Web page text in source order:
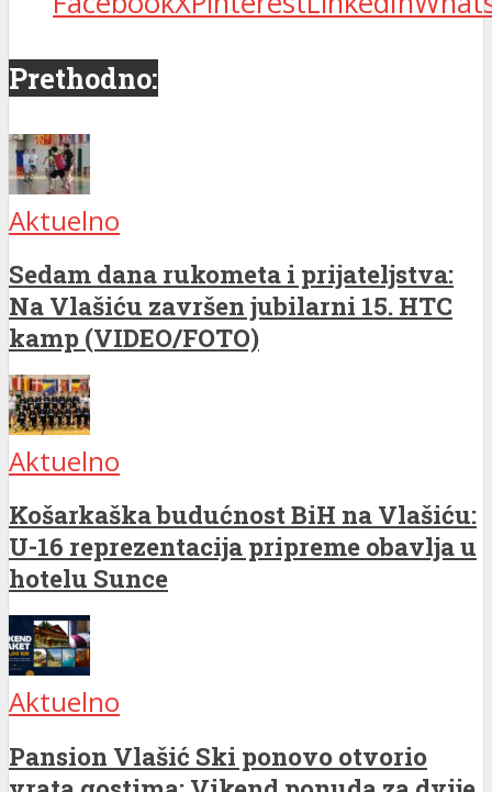
Prethodno:
Aktuelno
Sedam dana rukometa i prijateljstva:
Na Vlašiću završen jubilarni 15. HTC
kamp (VIDEO/FOTO)
Aktuelno
Košarkaška budućnost BiH na Vlašiću:
U-16 reprezentacija pripreme obavlja u
hotelu Sunce
Aktuelno
Pansion Vlašić Ski ponovo otvorio